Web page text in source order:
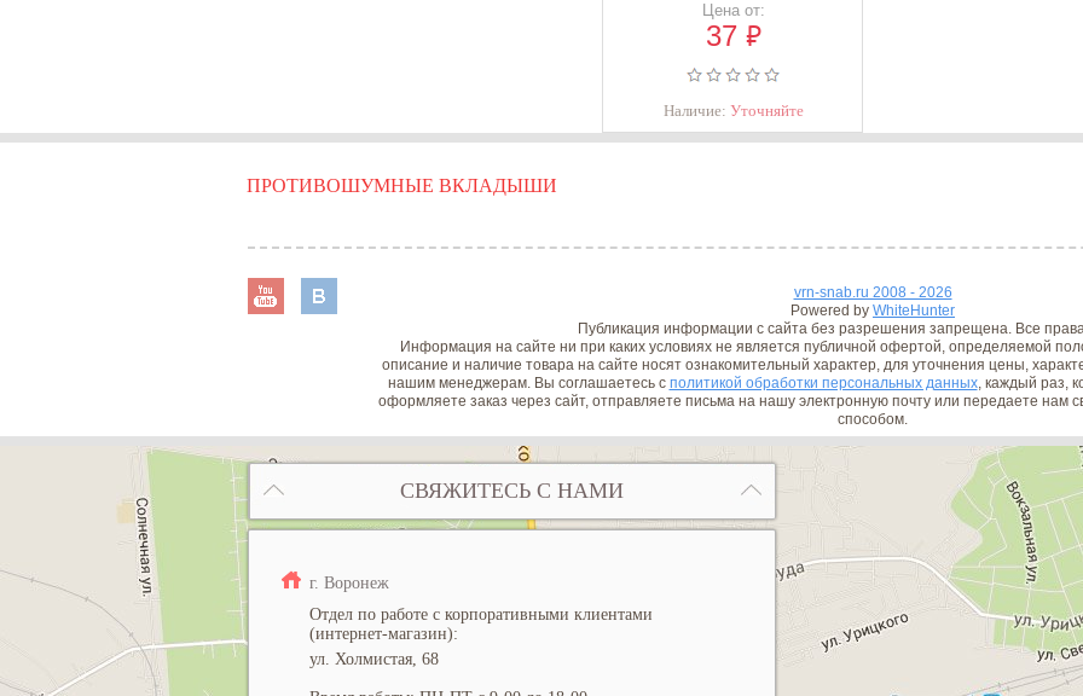
Цена от:
37 ₽
Наличие: Уточняйте
ПРОТИВОШУМНЫЕ ВКЛАДЫШИ
vrn-snab.ru 2008 - 2026
Powered by WhiteHunter
Публикация информации с сайта без разрешения запрещена. Все
Информация на сайте ни при каких условиях не является публичной офертой, определяемой
описание и наличие товара на сайте носят ознакомительный характер, для уточнения цены,
нашим менеджерам. Вы соглашаетесь с политикой обработки персональных данных, каждый раз,
оформляете заказ через сайт, отправляете письма на нашу электронную почту или передаете
способом.
СВЯЖИТЕСЬ С НАМИ
г. Воронеж
Отдел по работе с корпоративными клиентами
(интернет-магазин):
ул. Холмистая, 68